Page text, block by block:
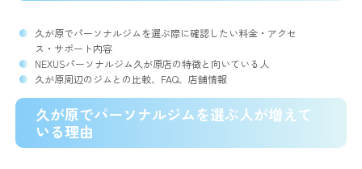
久が原でパーソナルジムを選ぶ際に確認したい料金・アクセ
ス・サポート内容
NEXUSパーソナルジム久が原店の特徴と向いている人
久が原周辺のジムとの比較、FAQ、店舗情報
久が原でパーソナルジムを選ぶ人が増えて
いる理由